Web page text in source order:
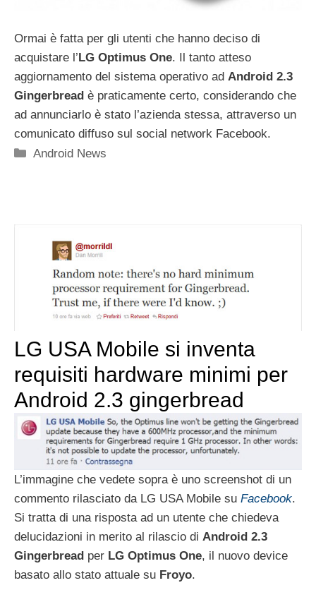
Ormai è fatta per gli utenti che hanno deciso di
acquistare l’LG Optimus One. Il tanto atteso
aggiornamento del sistema operativo ad Android 2.3
Gingerbread è praticamente certo, considerando che
ad annunciarlo è stato l’azienda stessa, attraverso un
comunicato diffuso sul social network Facebook.
Categorie
Android News
LG USA Mobile si inventa
requisiti hardware minimi per
Android 2.3 gingerbread
L’immagine che vedete sopra è uno screenshot di un
commento rilasciato da LG USA Mobile su Facebook.
Si tratta di una risposta ad un utente che chiedeva
delucidazioni in merito al rilascio di Android 2.3
Gingerbread per LG Optimus One, il nuovo device
basato allo stato attuale su Froyo.